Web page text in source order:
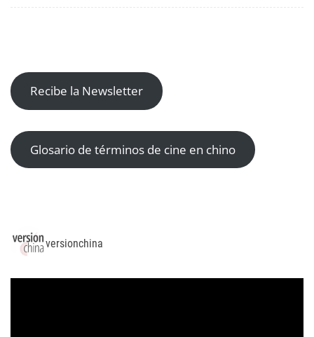
Recibe la Newsletter
Glosario de términos de cine en chino
versionchina